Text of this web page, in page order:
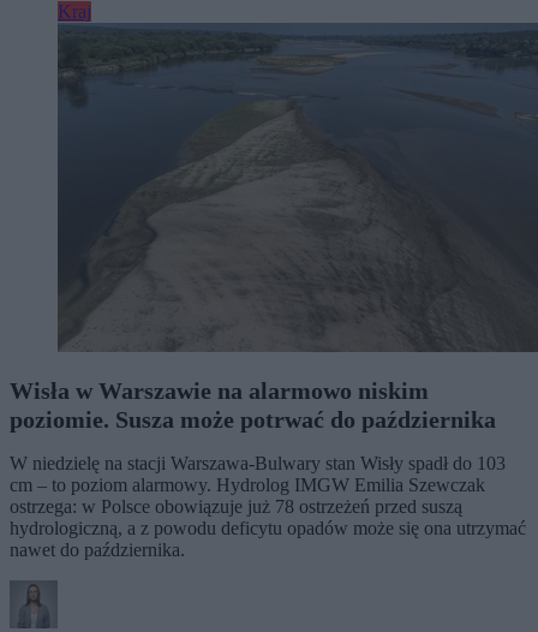
Kraj
Wisła w Warszawie na alarmowo niskim
poziomie. Susza może potrwać do października
W niedzielę na stacji Warszawa-Bulwary stan Wisły spadł do 103
cm – to poziom alarmowy. Hydrolog IMGW Emilia Szewczak
ostrzega: w Polsce obowiązuje już 78 ostrzeżeń przed suszą
hydrologiczną, a z powodu deficytu opadów może się ona utrzymać
nawet do października.